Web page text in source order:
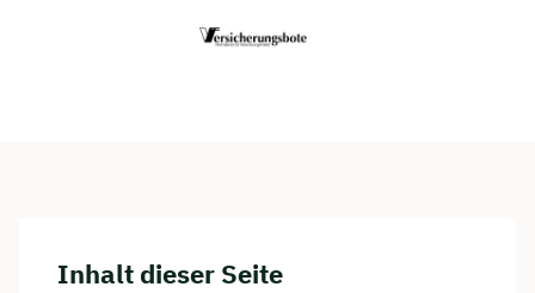
Inhalt dieser Seite